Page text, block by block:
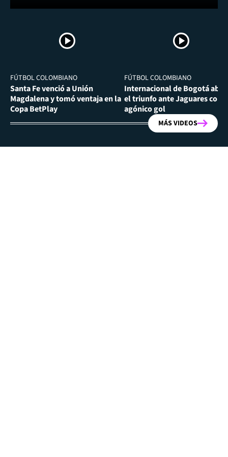
FÚTBOL COLOMBIANO
Santa Fe venció a Unión
Magdalena y tomó ventaja en la
Copa BetPlay
FÚTBOL COLOMBIANO
Internacional de Bogotá
el triunfo ante Jaguares con
agónico gol
MÁS VIDEOS